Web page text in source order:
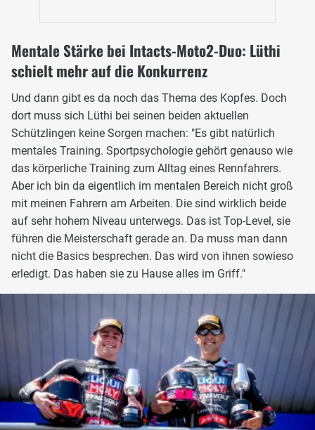
Mentale Stärke bei Intacts-Moto2-Duo: Lüthi
schielt mehr auf die Konkurrenz
Und dann gibt es da noch das Thema des Kopfes. Doch
dort muss sich Lüthi bei seinen beiden aktuellen
Schützlingen keine Sorgen machen: "Es gibt natürlich
mentales Training. Sportpsychologie gehört genauso wie
das körperliche Training zum Alltag eines Rennfahrers.
Aber ich bin da eigentlich im mentalen Bereich nicht groß
mit meinen Fahrern am Arbeiten. Die sind wirklich beide
auf sehr hohem Niveau unterwegs. Das ist Top-Level, sie
führen die Meisterschaft gerade an. Da muss man dann
nicht die Basics besprechen. Das wird von ihnen sowieso
erledigt. Das haben sie zu Hause alles im Griff."